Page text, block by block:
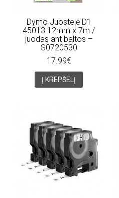
Dymo Juostelė D1
45013 12mm x 7m /
juodas ant baltos –
S0720530
17.99€
Į KREPŠELĮ